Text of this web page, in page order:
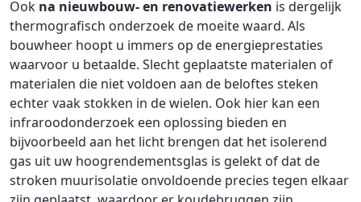
Ook na nieuwbouw- en renovatiewerken is dergelijk
thermografisch onderzoek de moeite waard. Als
bouwheer hoopt u immers op de energieprestaties
waarvoor u betaalde. Slecht geplaatste materialen of
materialen die niet voldoen aan de beloftes steken
echter vaak stokken in de wielen. Ook hier kan een
infraroodonderzoek een oplossing bieden en
bijvoorbeeld aan het licht brengen dat het isolerend
gas uit uw hoogrendementsglas is gelekt of dat de
stroken muurisolatie onvoldoende precies tegen elkaar